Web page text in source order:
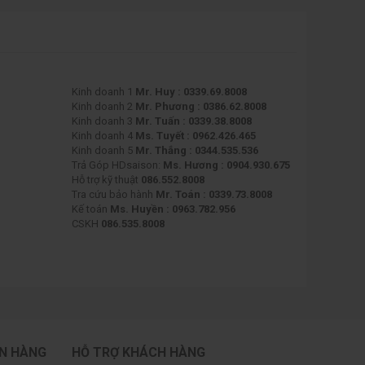
Kinh doanh 1 Mr. Huy : 0339.69.8008
Kinh doanh 2 Mr. Phương : 0386.62.8008
Kinh doanh 3 Mr. Tuấn : 0339.38.8008
Kinh doanh 4 Ms. Tuyết : 0962.426.465
Kinh doanh 5 Mr. Thắng : 0344.535.536
Trả Góp HDsaison: Ms. Hương : 0904.930.675
Hỗ trợ kỹ thuật 086.552.8008
Tra cứu bảo hành Mr. Toán : 0339.73.8008
Kế toán Ms. Huyền : 0963.782.956
CSKH 086.535.8008
HÀNG HỖ TRỢ KHÁCH HÀNG